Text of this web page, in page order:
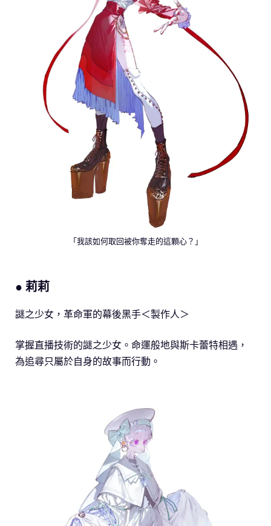
「我該如何取回被你奪走的這顆心？」
● 莉莉
謎之少女，革命軍的幕後黑手＜製作人＞
掌握直播技術的謎之少女。命運般地與斯卡蕾特相遇，
為追尋只屬於自身的故事而行動。